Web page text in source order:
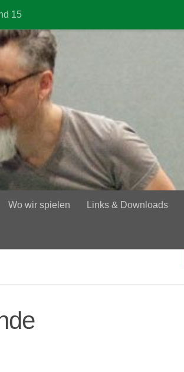
15
Wo wir spielen Links & Downloads